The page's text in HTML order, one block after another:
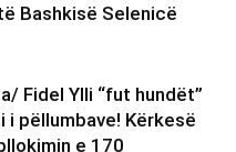
Bashkisë Selenicë
Fidel Ylli “fut hundët”
pëllumbave! Kërkesë
e 170